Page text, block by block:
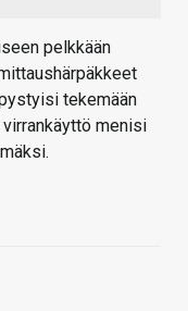
pelkkään
tekemään
menisi